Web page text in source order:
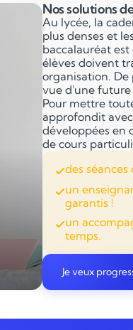
Nos solutions
Au lycée, la
plus denses et
baccalauréat
élèves doivent
organisation. De
vue d'une
Pour mettre
approfondit
développées en
de cours
des
un
garantis !
un
temps.
Je veux